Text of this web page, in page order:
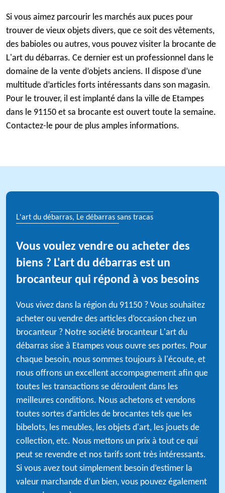
Si vous aimez parcourir les marchés aux puces pour
trouver de vieux objets divers, que ce soit des vêtements,
des babioles ou autres, vous pouvez visiter la brocante de
L'art du débarras. Ce dernier est un professionnel dans le
domaine de la vente d’objets anciens. Il dispose d’une
multitude d’articles forts intéressants dans son magasin.
Pour le trouver, il est implanté dans la ville de Etampes
dans le 91150 et sa brocante est ouvert toute la semaine.
Contactez-le pour de plus amples informations.
L'art du débarras, Le débarras sans tracas
Vous voulez vendre ou acheter des
biens ? L'art du débarras est un
brocanteur qui répond à vos besoins
Vous vivez dans la région du 91150 ? Vous souhaitez
acheter ou vendre des articles d’occasion chez un
brocanteur ? Notre société brocanteur L'art du
débarras sise à Etampes vous ouvre ses portes. Pour
chaque besoin, nous sommes toujours à l'écoute, et
nous offrons un excellent accompagnement afin que
toutes les transactions se déroulent dans les
meilleures conditions. Nous achetons et vendons
toutes sortes d'articles de brocantes tels que les
bibelots, les meubles, les objets d'art, les jouets de
collection, etc. Nous mettons un prix à tout ce qui
peut se revendre et nos tarifs sont très intéressants.
Si vous avez tout simplement besoin d’estimer la
valeur marchande d’un bien, vous pouvez également